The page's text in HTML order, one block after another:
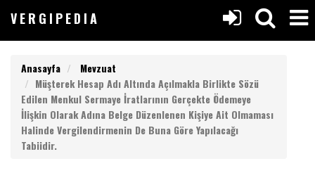
VERGIPEDIA
Anasayfa
Mevzuat
Müşterek Hesap Adı Altında Açılmakla Birlikte Sözü
Edilen Menkul Sermaye İratlarının Gerçekte Ödemeye
İlişkin Olarak Adına Belge Düzenlenen Kişiye Ait Olmaması
Halinde Vergilendirmenin De Buna Göre Yapılacağı
Tabiidir.
Anasayfa
VERGIPEDIA